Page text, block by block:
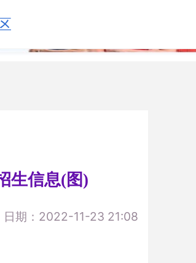
生信息(图)
日期：2022-11-23 21:08